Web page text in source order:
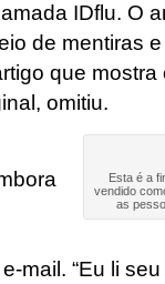
IDflu. O
de mentiras
que
omitiu.
Esta é a
vendido
as
mail. “Eu li